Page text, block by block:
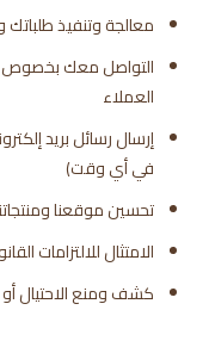
معالجة وتنفيذ طلباتك
التواصل معك بخصوص
العملاء
إرسال رسائل بريد
في أي وقت)
تحسين موقعنا
الامتثال للالتزامات
كشف ومنع الاحتيال